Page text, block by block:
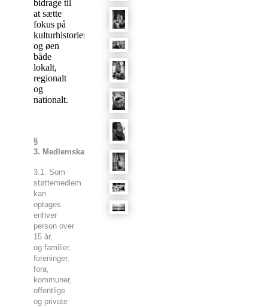
bidrage til
at sætte
fokus på
kulturhistorien
og øen
både
lokalt,
regionalt
og
nationalt.
§
3. Medlemskab
3.1. Som
støttemedlem
kan
optages
enhver
person over
15 år,
og familier,
foreninger,
fora,
kommuner,
offentlige
og private